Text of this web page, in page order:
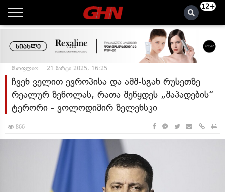
12+
მსოფლიო 21 მარტი 2025, 16:25
ჩვენ ველით ევროპისა და აშშ-სგან რუსეთზე
რეალურ ზეწოლას, რათა შეწყდეს „შაჰადების“
ტერორი - ვოლოდიმირ ზელენსკი
866